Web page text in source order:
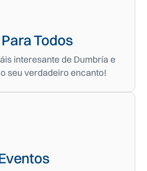
Todos
interesante de Dumbría e
seu verdadeiro encanto!